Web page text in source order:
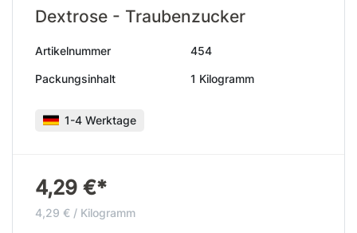
Dextrose - Traubenzucker
Artikelnummer 454
Packungsinhalt 1 Kilogramm
1-4 Werktage
4,29 €*
4,29 € / Kilogramm